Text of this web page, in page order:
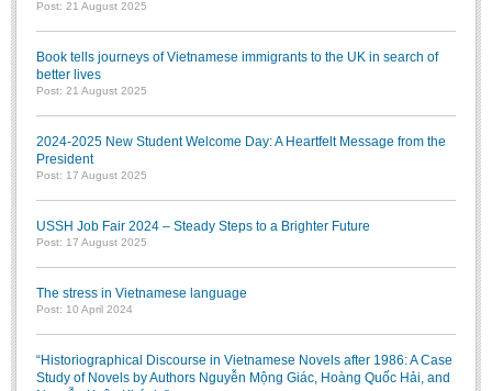
Post: 21 August 2025
Book tells journeys of Vietnamese immigrants to the UK in search of
better lives
Post: 21 August 2025
2024-2025 New Student Welcome Day: A Heartfelt Message from the
President
Post: 17 August 2025
USSH Job Fair 2024 – Steady Steps to a Brighter Future
Post: 17 August 2025
The stress in Vietnamese language
Post: 10 April 2024
“Historiographical Discourse in Vietnamese Novels after 1986: A Case
Study of Novels by Authors Nguyễn Mộng Giác, Hoàng Quốc Hải, and